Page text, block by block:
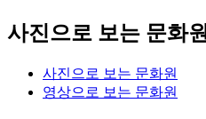
사진으로 보는 문화원
사진으로 보는 문화원
영상으로 보는 문화원